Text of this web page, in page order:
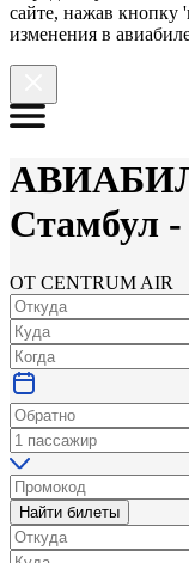
сайте, нажав кнопку
изменения в
Стамбул -
ОТ CENTRUM AIR
Найти билеты